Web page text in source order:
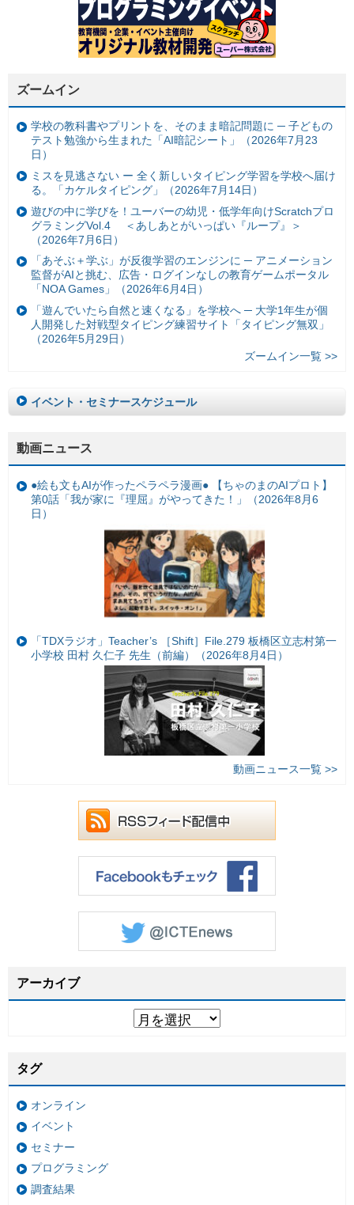
ズームイン
学校の教科書やプリントを、そのまま暗記問題に ─ 子どもの
テスト勉強から生まれた「AI暗記シート」（2026年7月23
日）
ミスを見逃さない ー 全く新しいタイピング学習を学校へ届け
る。「カケルタイピング」（2026年7月14日）
遊びの中に学びを！ユーバーの幼児・低学年向けScratchプロ
グラミングVol.4 ＜あしあとがいっぱい『ループ』＞
（2026年7月6日）
「あそぶ＋学ぶ」が反復学習のエンジンに ─ アニメーション
監督がAIと挑む、広告・ログインなしの教育ゲームポータル
「NOA Games」（2026年6月4日）
「遊んでいたら自然と速くなる」を学校へ ─ 大学1年生が個
人開発した対戦型タイピング練習サイト「タイピング無双」
（2026年5月29日）
ズームイン一覧 >>
イベント・セミナースケジュール
動画ニュース
●絵も文もAIが作ったペラペラ漫画● 【ちゃのまのAIプロト】
第0話「我が家に『理屈』がやってきた！」（2026年8月6
日）
「TDXラジオ」Teacher’s ［Shift］File.279 板橋区立志村第一
小学校 田村 久仁子 先生（前編）（2026年8月4日）
動画ニュース一覧 >>
アーカイブ
タグ
オンライン
イベント
セミナー
プログラミング
調査結果